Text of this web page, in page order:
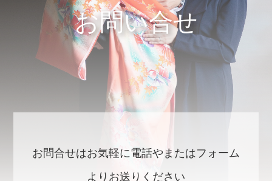
お問い合せ
お問合せはお気軽に電話やまたはフォーム
よりお送りください